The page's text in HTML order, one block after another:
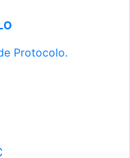
Protocolo.